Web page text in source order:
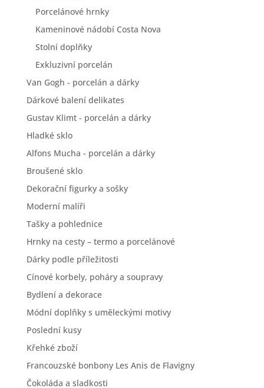
Porcelánové hrnky
Kameninové nádobí Costa Nova
Stolní doplňky
Exkluzivní porcelán
Van Gogh - porcelán a dárky
Dárkové balení delikates
Gustav Klimt - porcelán a dárky
Hladké sklo
Alfons Mucha - porcelán a dárky
Broušené sklo
Dekorační figurky a sošky
Moderní malíři
Tašky a pohlednice
Hrnky na cesty – termo a porcelánové
Dárky podle příležitosti
Cínové korbely, poháry a soupravy
Bydlení a dekorace
Módní doplňky s uměleckými motivy
Poslední kusy
Křehké zboží
Francouzské bonbony Les Anis de Flavigny
Čokoláda a sladkosti